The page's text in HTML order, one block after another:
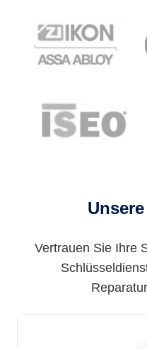
Vertrauen Sie Ihre